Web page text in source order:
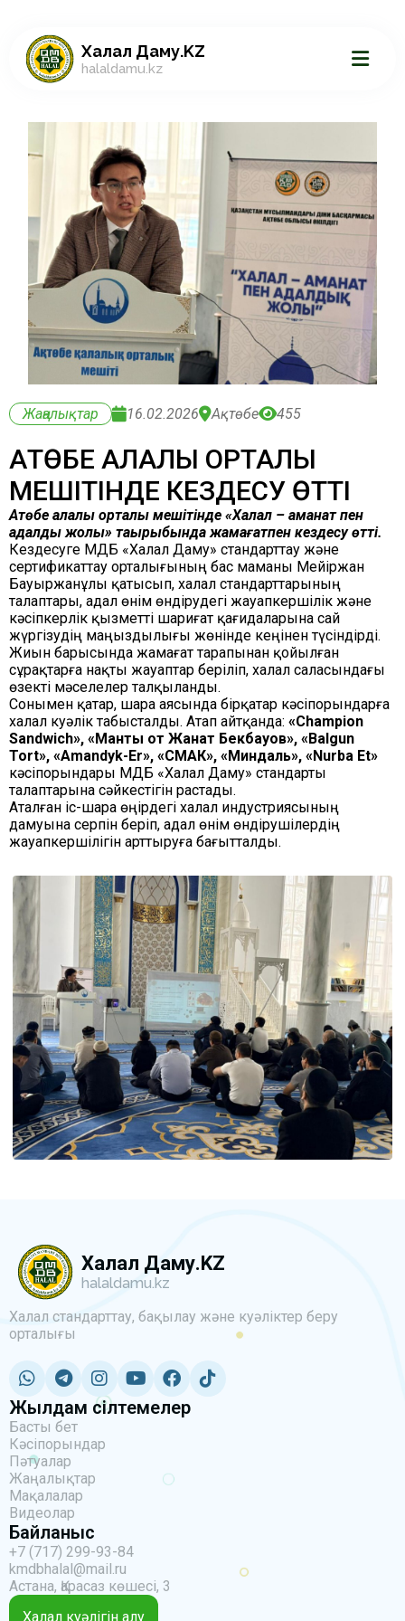
Халал Даму.KZ
halaldamu.kz
Жаңалықтар 16.02.2026 Ақтөбе 455
АҚТӨБЕ ҚАЛАЛЫҚ ОРТАЛЫҚ
МЕШІТІНДЕ КЕЗДЕСУ ӨТТІ
Ақтөбе қалалық орталық мешітінде «Халал – аманат пен
адалдық жолы» тақырыбында жамағатпен кездесу өтті.
Кездесуге ҚМДБ «Халал Даму» стандарттау және
сертификаттау орталығының бас маманы Мейіржан
Бауыржанұлы қатысып, халал стандарттарының
талаптары, адал өнім өндірудегі жауапкершілік және
кәсіпкерлік қызметті шариғат қағидаларына сай
жүргізудің маңыздылығы жөнінде кеңінен түсіндірді.
Жиын барысында жамағат тарапынан қойылған
сұрақтарға нақты жауаптар беріліп, халал саласындағы
өзекті мәселелер талқыланды.
Сонымен қатар, шара аясында бірқатар кәсіпорындарға
халал куәлік табысталды. Атап айтқанда: «Champion
Sandwich», «Манты от Жанат Бекбауов», «Balgun
Tort», «Amandyk-Er», «СМАК», «Миндаль», «Nurba Et»
кәсіпорындары ҚМДБ «Халал Даму» стандарты
талаптарына сәйкестігін растады.
Аталған іс-шара өңірдегі халал индустриясының
дамуына серпін беріп, адал өнім өндірушілердің
жауапкершілігін арттыруға бағытталды.
Халал Даму.KZ
halaldamu.kz
Халал стандарттау, бақылау және куәліктер беру
орталығы
Жылдам сілтемелер
Басты бет
Кәсіпорындар
Пәтуалар
Жаңалықтар
Мақалалар
Видеолар
Байланыс
+7 (717) 299-93-84
kmdbhalal@mail.ru
Астана, Қарасаз көшесі, 3
Халал куәлігін алу